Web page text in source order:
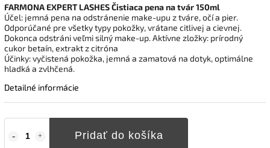
Pridať do košíka
FARMONA EXPERT LASHES Čistiaca pena na tvár 150ml
Účel: jemná pena na odstránenie make-upu z tváre, očí a pier.
Odporúčané pre všetky typy pokožky, vrátane citlivej a cievnej.
Dokonca odstráni veľmi silný make-up. Aktívne zložky: prírodný
cukor betaín, extrakt z citróna
Účinky: vyčistená pokožka, jemná a zamatová na dotyk, optimálne
hladká a zvlhčená.
Detailné informácie